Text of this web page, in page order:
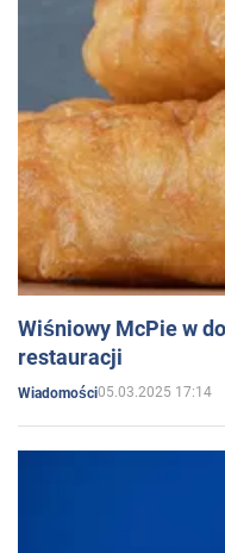
Wiśniowy McPie w
restauracji
Wiadomości05.03.2025 17:14